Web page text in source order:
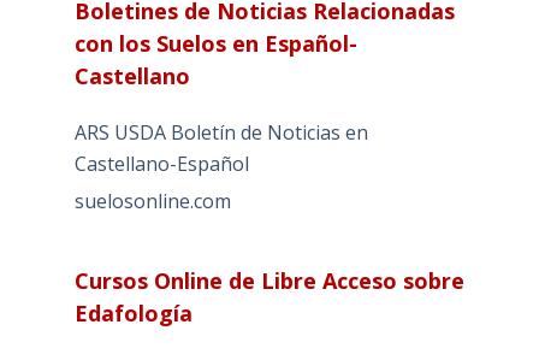
Boletines de Noticias Relacionadas
con los Suelos en Español-
Castellano
ARS USDA Boletín de Noticias en
Castellano-Español
suelosonline.com
Cursos Online de Libre Acceso sobre
Edafología